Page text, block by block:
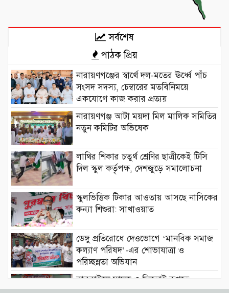
সর্বশেষ
পাঠক প্রিয়
নারায়ণগঞ্জের স্বার্থে দল-মতের ঊর্ধ্বে পাঁচ
সংসদ সদস্য, চেম্বারের মতবিনিময়ে
একযোগে কাজ করার প্রত্যয়
নারায়ণগঞ্জ আটা ময়দা মিল মালিক সমিতির
নতুন কমিটির অভিষেক
লাথির শিকার চতুর্থ শ্রেণির ছাত্রীকেই টিসি
দিল স্কুল কর্তৃপক্ষ, দেশজুড়ে সমালোচনা
স্কুলভিত্তিক টিকার আওতায় আসছে নাসিকের
কন্যা শিশুরা: সাখাওয়াত
ডেঙ্গু প্রতিরোধে দেওভোগে ‘মানবিক সমাজ
কল্যাণ পরিষদ’-এর শোভাযাত্রা ও
পরিচ্ছন্নতা অভিযান
বাবুরাইলে মাদক ও ছিনতাই রুখতে